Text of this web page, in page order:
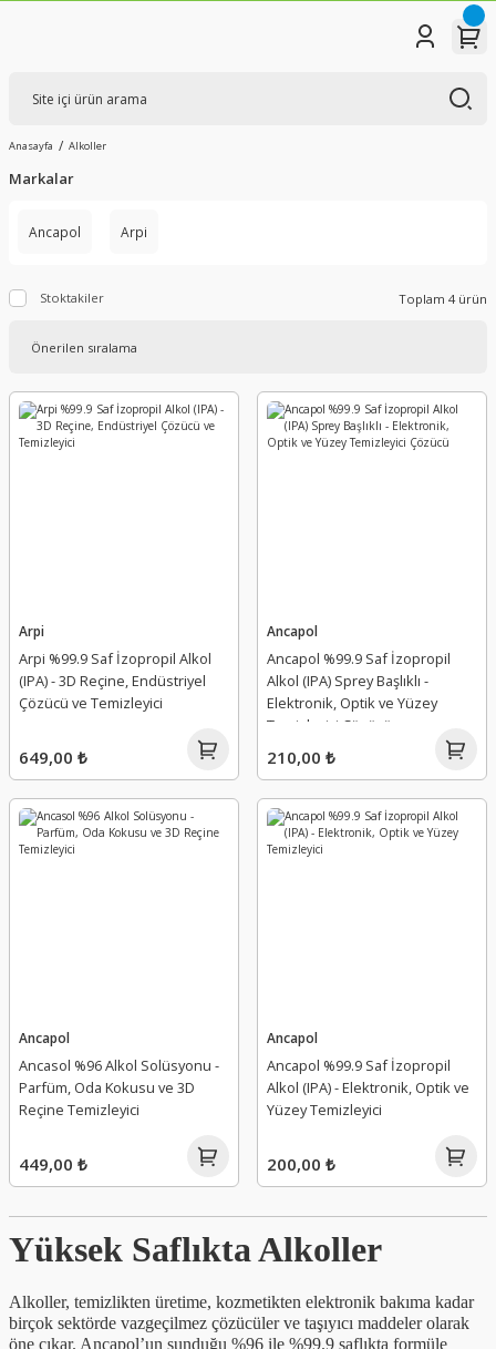
Anasayfa Alkoller
Markalar
Ancapol Arpi
Stoktakiler Toplam 4 ürün
Arpi
Arpi %99.9 Saf İzopropil Alkol
(IPA) - 3D Reçine, Endüstriyel
Çözücü ve Temizleyici
649,00 ₺
Ancapol
Ancapol %99.9 Saf İzopropil
Alkol (IPA) Sprey Başlıklı -
Elektronik, Optik ve Yüzey
Temizleyici Çözücü
210,00 ₺
Ancapol
Ancasol %96 Alkol Solüsyonu -
Parfüm, Oda Kokusu ve 3D
Reçine Temizleyici
449,00 ₺
Ancapol
Ancapol %99.9 Saf İzopropil
Alkol (IPA) - Elektronik, Optik ve
Yüzey Temizleyici
200,00 ₺
Yüksek Saflıkta Alkoller
Alkoller, temizlikten üretime, kozmetikten elektronik bakıma kadar
birçok sektörde vazgeçilmez çözücüler ve taşıyıcı maddeler olarak
öne çıkar. Ancapol’un sunduğu %96 ile %99.9 saflıkta formüle